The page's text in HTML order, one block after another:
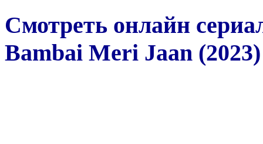
Смотреть онлайн
Bambai Meri Jaan (2023)